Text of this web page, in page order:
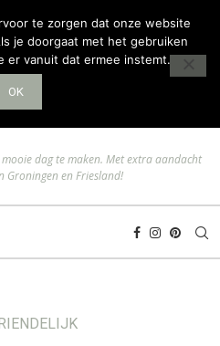
dag te maken. Met extra aandacht
Groningen en Friesland!
te zorgen dat onze website
je doorgaat met het gebruiken
er vanuit dat ermee instemt.
OK